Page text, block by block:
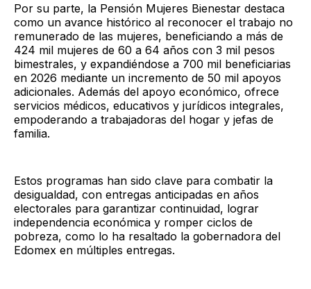
Por su parte, la Pensión Mujeres Bienestar destaca
como un avance histórico al reconocer el trabajo no
remunerado de las mujeres, beneficiando a más de
424 mil mujeres de 60 a 64 años con 3 mil pesos
bimestrales, y expandiéndose a 700 mil beneficiarias
en 2026 mediante un incremento de 50 mil apoyos
adicionales. Además del apoyo económico, ofrece
servicios médicos, educativos y jurídicos integrales,
empoderando a trabajadoras del hogar y jefas de
familia.
Estos programas han sido clave para combatir la
desigualdad, con entregas anticipadas en años
electorales para garantizar continuidad, lograr
independencia económica y romper ciclos de
pobreza, como lo ha resaltado la gobernadora del
Edomex en múltiples entregas.